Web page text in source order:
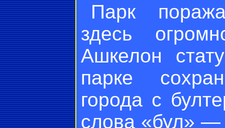
Парк
здесь
Ашкелон
парке
города с
слова «бул» —